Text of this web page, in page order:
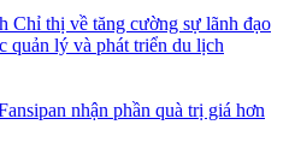
Chỉ thị về tăng cường sự lãnh đạo
quản lý và phát triển du lịch
nhận phần quà trị giá hơn